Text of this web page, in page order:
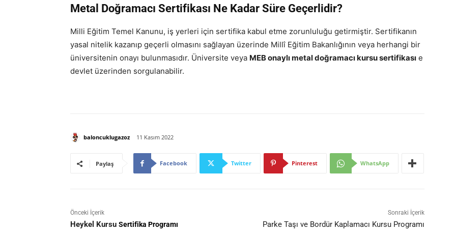
Metal Doğramacı Sertifikası Ne Kadar Süre Geçerlidir?
Milli Eğitim Temel Kanunu, iş yerleri için sertifika kabul etme zorunluluğu getirmiştir. Sertifikanın
yasal nitelik kazanıp geçerli olmasını sağlayan üzerinde Millî Eğitim Bakanlığının veya herhangi bir
üniversitenin onayı bulunmasıdır. Üniversite veya MEB onaylı metal doğramacı kursu sertifikası e
devlet üzerinden sorgulanabilir.
baloncuklugazoz 11 Kasım 2022
Paylaş Facebook Twitter Pinterest WhatsApp
Önceki İçerik
Heykel Kursu Sertifika Programı
Sonraki İçerik
Parke Taşı ve Bordür Kaplamacı Kursu Programı